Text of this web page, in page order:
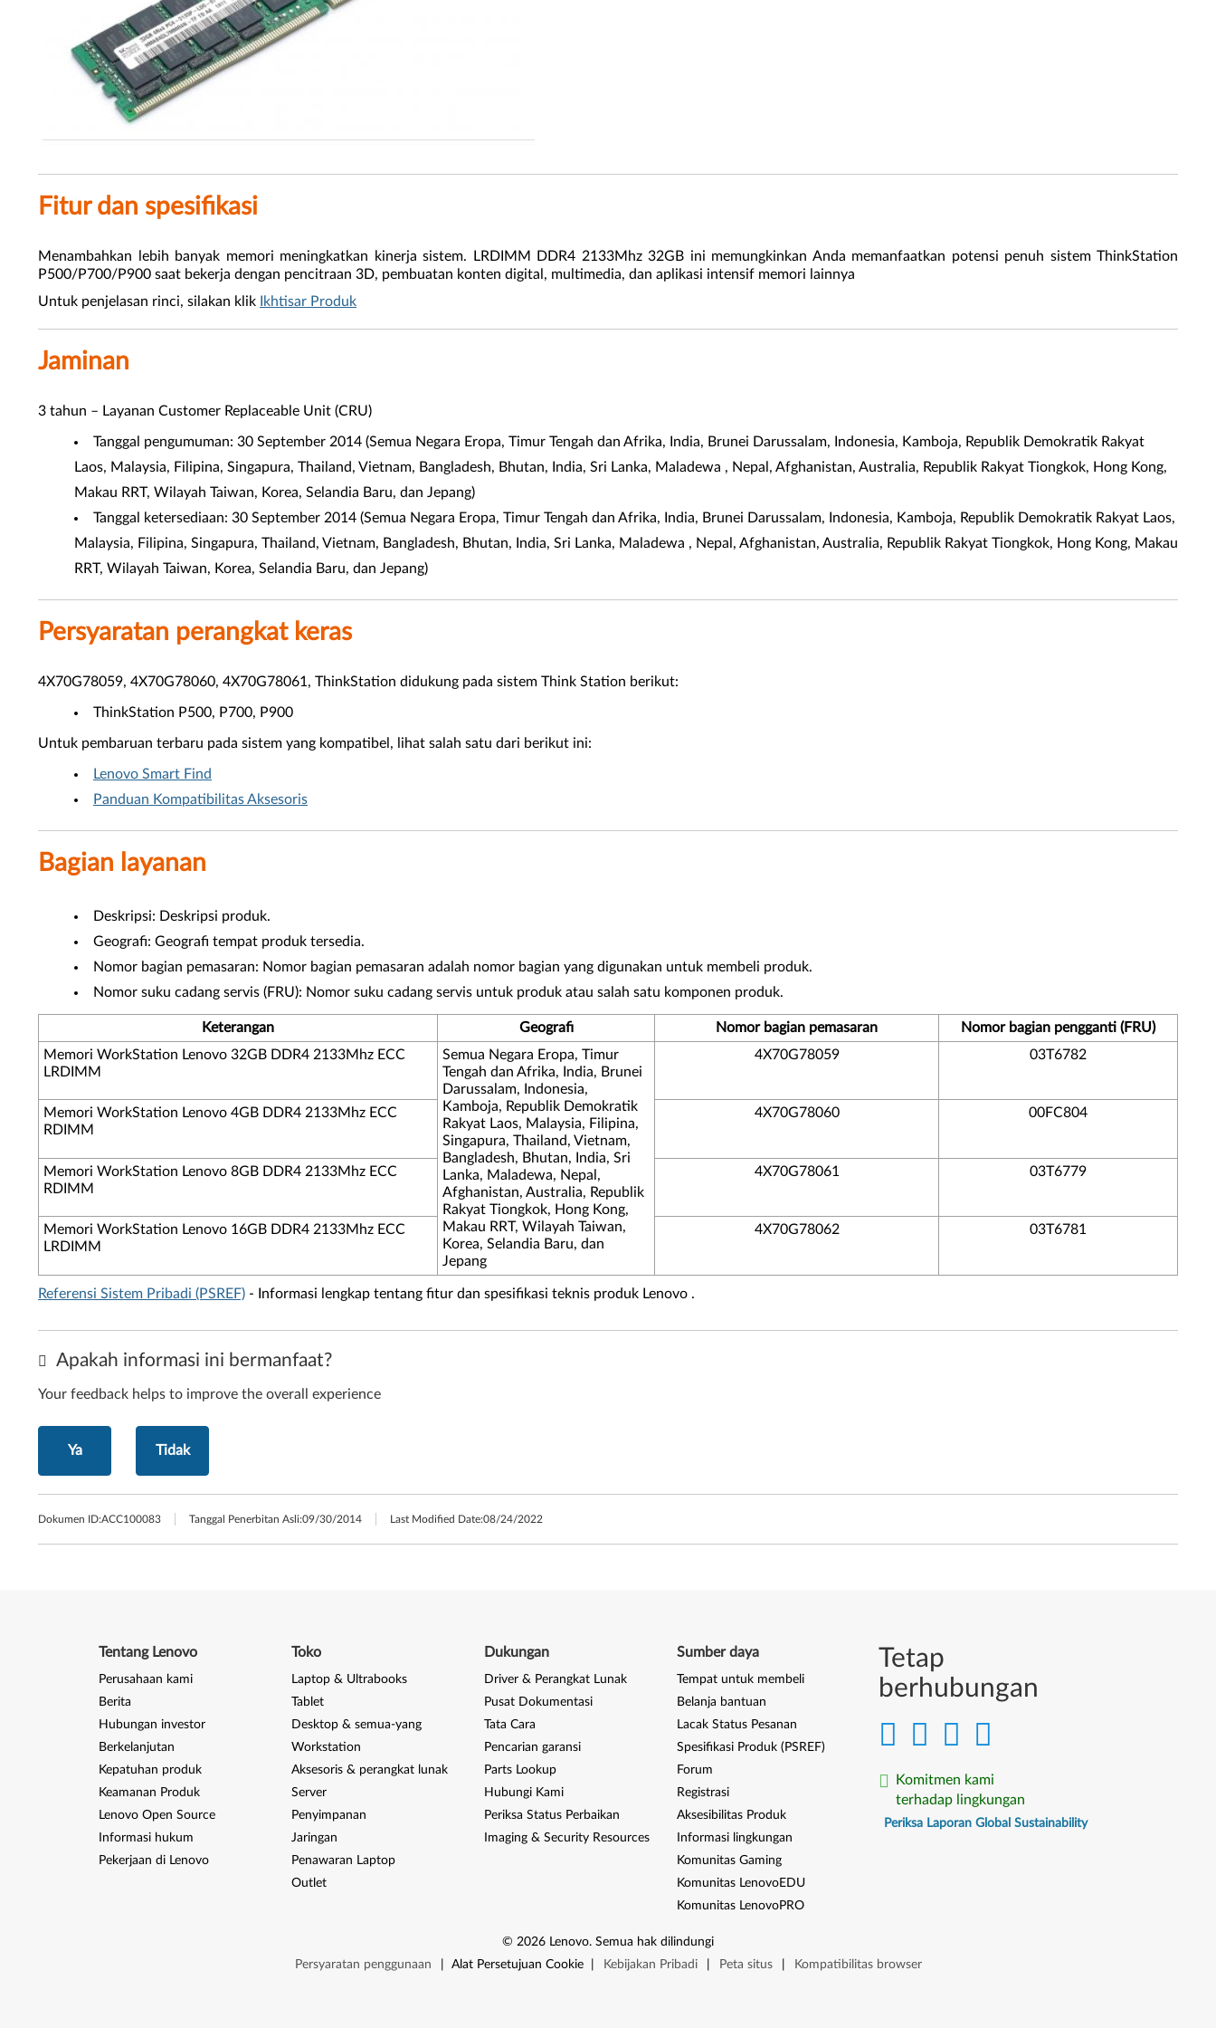
Fitur dan spesifikasi
Menambahkan lebih banyak memori meningkatkan kinerja sistem. LRDIMM DDR4 2133Mhz 32GB ini memungkinkan Anda memanfaatkan potensi penuh sistem ThinkStation
P500/P700/P900 saat bekerja dengan pencitraan 3D, pembuatan konten digital, multimedia, dan aplikasi intensif memori lainnya
Untuk penjelasan rinci, silakan klik
Ikhtisar Produk
Jaminan
3 tahun – Layanan Customer Replaceable Unit (CRU)
Tanggal pengumuman: 30 September 2014 (Semua Negara Eropa, Timur Tengah dan Afrika, India, Brunei Darussalam, Indonesia, Kamboja, Republik Demokratik Rakyat
Laos, Malaysia, Filipina, Singapura, Thailand, Vietnam, Bangladesh, Bhutan, India, Sri Lanka, Maladewa , Nepal, Afghanistan, Australia, Republik Rakyat Tiongkok, Hong Kong,
Makau RRT, Wilayah Taiwan, Korea, Selandia Baru, dan Jepang)
Tanggal ketersediaan: 30 September 2014 (Semua Negara Eropa, Timur Tengah dan Afrika, India, Brunei Darussalam, Indonesia, Kamboja, Republik Demokratik Rakyat Laos,
Malaysia, Filipina, Singapura, Thailand, Vietnam, Bangladesh, Bhutan, India, Sri Lanka, Maladewa , Nepal, Afghanistan, Australia, Republik Rakyat Tiongkok, Hong Kong, Makau
RRT, Wilayah Taiwan, Korea, Selandia Baru, dan Jepang)
Persyaratan perangkat keras
4X70G78059, 4X70G78060, 4X70G78061, ThinkStation didukung pada sistem Think Station berikut:
ThinkStation P500, P700, P900
Untuk pembaruan terbaru pada sistem yang kompatibel, lihat salah satu dari berikut ini:
Lenovo Smart Find
Panduan Kompatibilitas Aksesoris
Bagian layanan
Deskripsi: Deskripsi produk.
Geografi: Geografi tempat produk tersedia.
Nomor bagian pemasaran: Nomor bagian pemasaran adalah nomor bagian yang digunakan untuk membeli produk.
Nomor suku cadang servis (FRU): Nomor suku cadang servis untuk produk atau salah satu komponen produk.
Keterangan Geografi Nomor bagian pemasaran
Nomor bagian pengganti (FRU)
Memori WorkStation Lenovo 32GB DDR4 2133Mhz ECC
LRDIMM
Semua Negara Eropa, Timur
Tengah dan Afrika, India, Brunei
Darussalam, Indonesia,
Kamboja, Republik Demokratik
Rakyat Laos, Malaysia, Filipina,
Singapura, Thailand, Vietnam,
Bangladesh, Bhutan, India, Sri
Lanka, Maladewa, Nepal,
Afghanistan, Australia, Republik
Rakyat Tiongkok, Hong Kong,
Makau RRT, Wilayah Taiwan,
Korea, Selandia Baru, dan
Jepang
4X70G78059 03T6782
Memori WorkStation Lenovo 4GB DDR4 2133Mhz ECC
RDIMM
4X70G78060 00FC804
Memori WorkStation Lenovo 8GB DDR4 2133Mhz ECC
RDIMM
4X70G78061 03T6779
Memori WorkStation Lenovo 16GB DDR4 2133Mhz ECC
LRDIMM
4X70G78062 03T6781
Referensi Sistem Pribadi (PSREF) - Informasi lengkap tentang fitur dan spesifikasi teknis produk Lenovo .
Apakah informasi ini bermanfaat?
Your feedback helps to improve the overall experience
Ya Tidak
Dokumen ID:ACC100083 Tanggal Penerbitan Asli:09/30/2014 Last Modified Date:08/24/2022
Tetap
berhubungan
Komitmen kami
terhadap lingkungan
Periksa Laporan Global Sustainability
Tentang Lenovo
Perusahaan kami
Berita
Hubungan investor
Berkelanjutan
Kepatuhan produk
Keamanan Produk
Lenovo Open Source
Informasi hukum
Pekerjaan di Lenovo
Toko
Laptop & Ultrabooks
Tablet
Desktop & semua-yang
Workstation
Aksesoris & perangkat lunak
Server
Penyimpanan
Jaringan
Penawaran Laptop
Outlet
Dukungan
Driver & Perangkat Lunak
Pusat Dokumentasi
Tata Cara
Pencarian garansi
Parts Lookup
Hubungi Kami
Periksa Status Perbaikan
Imaging & Security Resources
Sumber daya
Tempat untuk membeli
Belanja bantuan
Lacak Status Pesanan
Spesifikasi Produk (PSREF)
Forum
Registrasi
Aksesibilitas Produk
Informasi lingkungan
Komunitas Gaming
Komunitas LenovoEDU
Komunitas LenovoPRO
© 2026 Lenovo. Semua hak dilindungi
Persyaratan penggunaan
Alat Persetujuan Cookie Kebijakan Pribadi Peta situs Kompatibilitas browser